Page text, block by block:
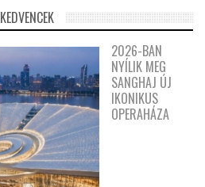
KEDVENCEK
2026-BAN
NYÍLIK MEG
SANGHAJ ÚJ
IKONIKUS
OPERAHÁZA